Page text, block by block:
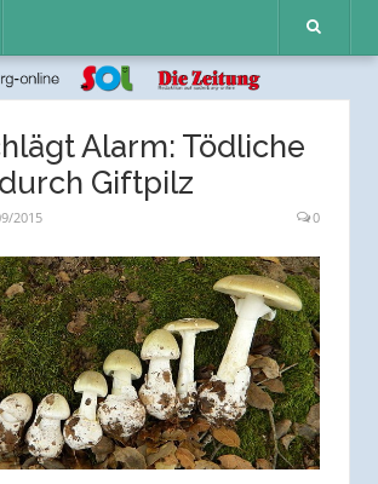
Alarm: Tödliche
Giftpilz
2015 0